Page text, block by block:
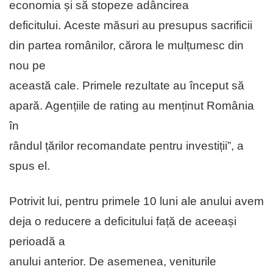
economia și să stopeze adâncirea
deficitului. Aceste măsuri au presupus sacrificii
din partea românilor, cărora le mulțumesc din
nou pe
această cale. Primele rezultate au început să
apară. Agențiile de rating au menținut România
în
rândul țărilor recomandate pentru investiții”, a
spus el.
Potrivit lui, pentru primele 10 luni ale anului avem
deja o reducere a deficitului față de aceeași
perioadă a
anului anterior. De asemenea, veniturile